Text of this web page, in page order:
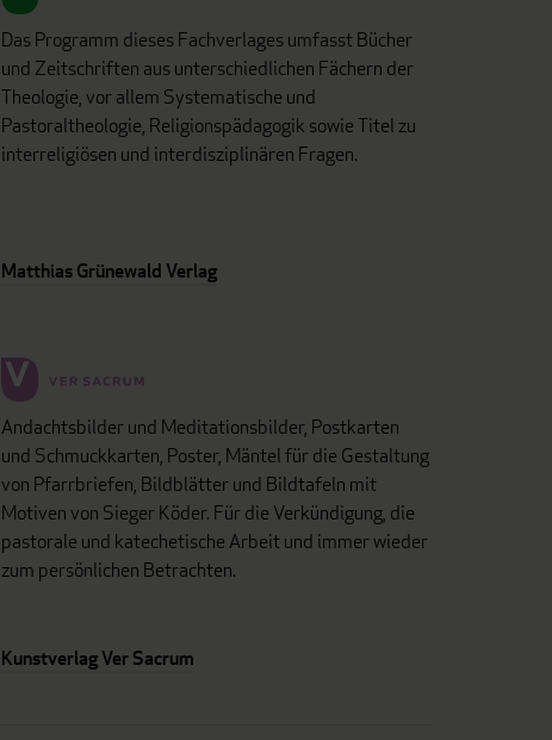
Das Programm dieses Fachverlages umfasst Bücher
und Zeitschriften aus unterschiedlichen Fächern der
Theologie, vor allem Systematische und
Pastoraltheologie, Religionspädagogik sowie Titel zu
interreligiösen und interdisziplinären Fragen.
Matthias Grünewald Verlag
Andachtsbilder und Meditationsbilder, Postkarten
und Schmuckkarten, Poster, Mäntel für die Gestaltung
von Pfarrbriefen, Bildblätter und Bildtafeln mit
Motiven von Sieger Köder. Für die Verkündigung, die
pastorale und katechetische Arbeit und immer wieder
zum persönlichen Betrachten.
Kunstverlag Ver Sacrum